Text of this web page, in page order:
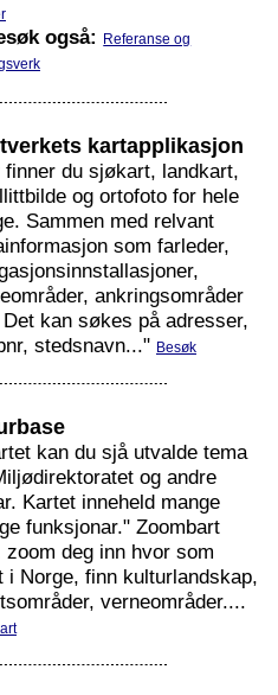
også:
Referanse og
kartapplikasjon
finner du sjøkart, landkart,
og ortofoto for hele
Sammen med relvant
som farleder,
ankringsområder
kan søkes på adresser,
stedsnavn..." Besøk
kan du sjå utvalde tema
og andre
Kartet inneheld mange
funksjonar." Zoombart
zoom deg inn hvor som
i Norge, finn kulturlandskap,
verneområder....